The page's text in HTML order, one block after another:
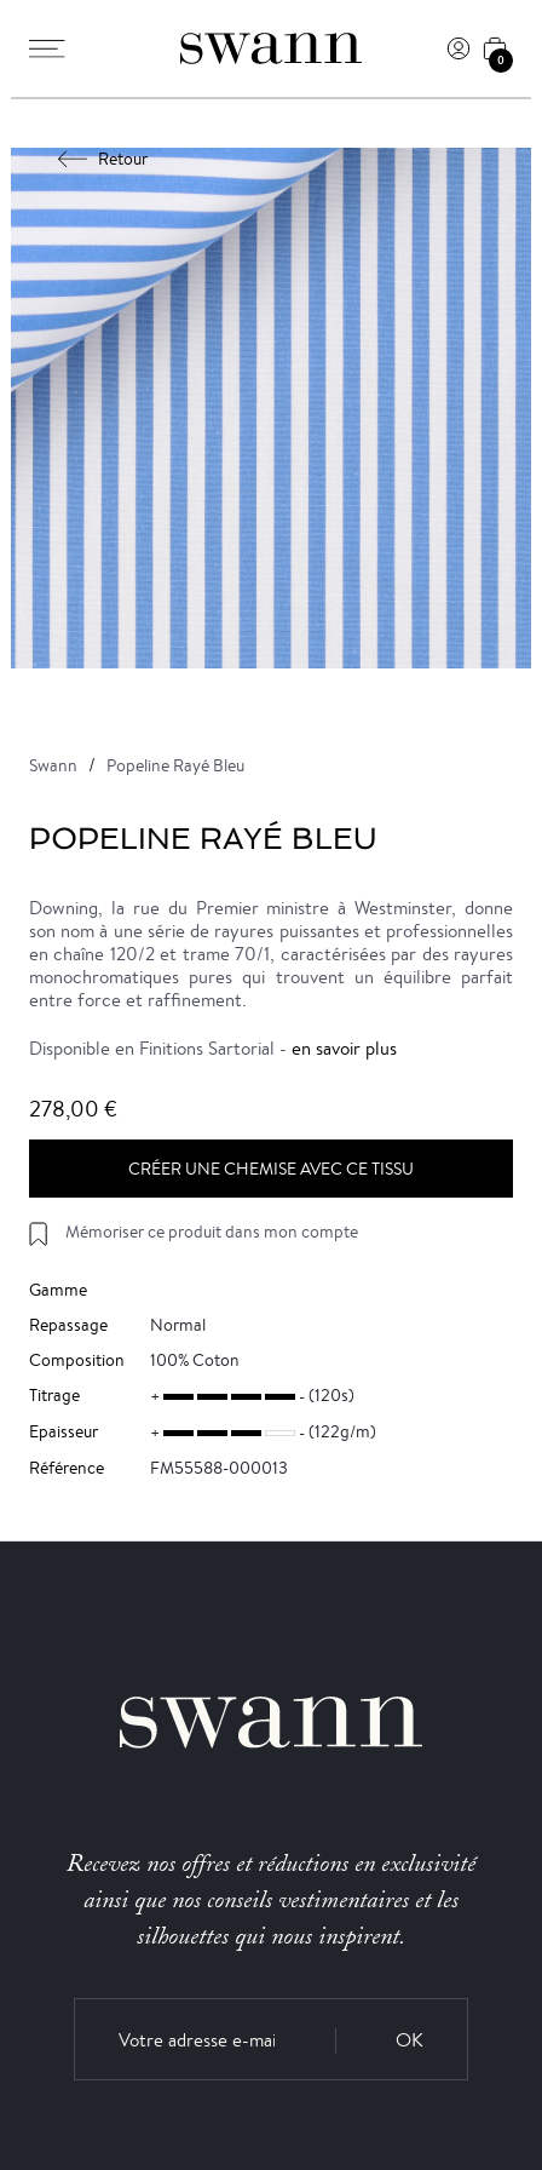
0
Retour
Swann Popeline Rayé Bleu
POPELINE RAYÉ BLEU
Downing, la rue du Premier ministre à Westminster, donne
son nom à une série de rayures puissantes et professionnelles
en chaîne 120/2 et trame 70/1, caractérisées par des rayures
monochromatiques pures qui trouvent un équilibre parfait
entre force et raffinement.
Disponible en Finitions Sartorial - en savoir plus
278,00 €
CRÉER UNE CHEMISE AVEC CE TISSU
Mémoriser ce produit dans mon compte
Gamme
Repassage
Normal
Composition
100% Coton
Titrage
(120s)
Epaisseur
(122g/m)
Référence
FM55588-000013
Recevez nos offres et réductions en exclusivité
ainsi que nos conseils vestimentaires et les
silhouettes qui nous inspirent.
OK